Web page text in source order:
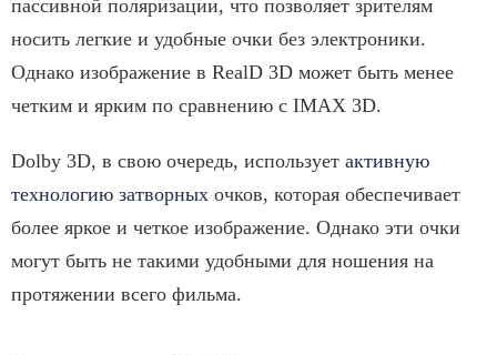
пассивной поляризации, что позволяет зрителям
носить легкие и удобные очки без электроники.
Однако изображение в RealD 3D может быть менее
четким и ярким по сравнению с IMAX 3D.
Dolby 3D, в свою очередь, использует активную
технологию затворных очков, которая обеспечивает
более яркое и четкое изображение. Однако эти очки
могут быть не такими удобными для ношения на
протяжении всего фильма.